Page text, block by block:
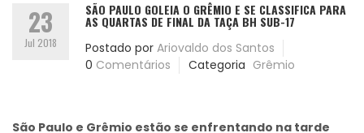
23
Jul 2018
SÃO PAULO GOLEIA O GRÊMIO E SE CLASSIFICA PARA
AS QUARTAS DE FINAL DA TAÇA BH SUB-17
Postado por Ariovaldo dos Santos
0 Comentários Categoria Grêmio
São Paulo e Grêmio estão se enfrentando na tarde